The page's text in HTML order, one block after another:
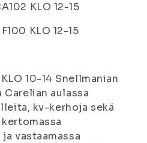
KLO 12-15
KLO 12-15
10-14 Snellmanian
Carelian aulassa
kv-kerhoja sekä
vastaamassa